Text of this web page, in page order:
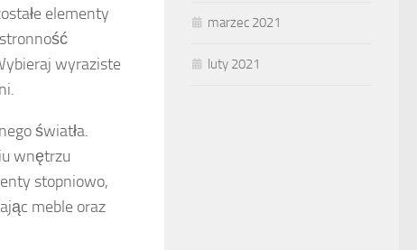
elementy
wyraziste
światła.
wnętrzu
stopniowo,
meble oraz
marzec 2021
luty 2021